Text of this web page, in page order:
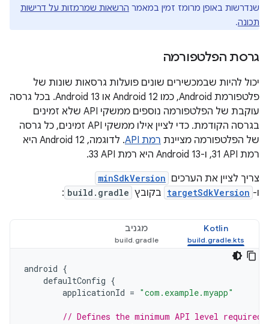
שנדרשות באופן מרומז זמין במאמר הרשאות שמרמזות על דרישות
תכונה.
גרסת הפלטפורמה
יכול להיות שבמכשירים שונים פועלות גרסאות שונות של
פלטפורמת Android, כמו Android 12 או Android 13. בכל גרסה
עוקבת של הפלטפורמה נוספים ממשקי API שלא זמינים
בגרסה הקודמת. כדי לציין אילו ממשקי API זמינים, כל גרסה
של הפלטפורמה מציינת רמת API
. לדוגמה, Android 12 היא
רמת API‏ 31, ו-Android 13 היא רמת API‏ 33.
צריך לציין את הערכים minSdkVersion
ו- targetSdkVersion בקובץ build.gradle
:
Kotlin מגניב
android {
defaultConfig {
applicationId = "com.example.myapp"
// Defines the minimum API level required